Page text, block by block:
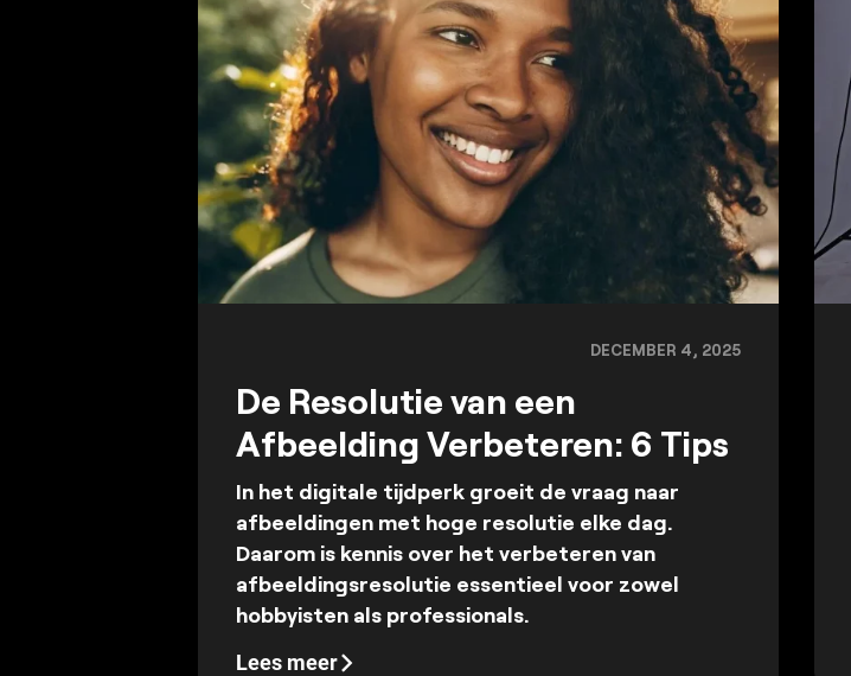
DECEMBER 4, 2025
De Resolutie van een
Afbeelding Verbeteren: 6 Tips
In het digitale tijdperk groeit de vraag naar
afbeeldingen met hoge resolutie elke dag.
Daarom is kennis over het verbeteren van
afbeeldingsresolutie essentieel voor zowel
hobbyisten als professionals.
Lees meer